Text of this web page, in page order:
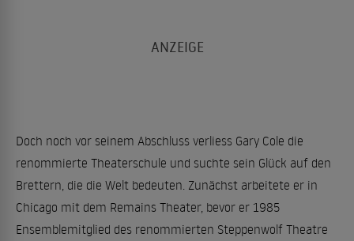
Doch noch vor seinem Abschluss verliess Gary Cole die
renommierte Theaterschule und suchte sein Glück auf den
Brettern, die die Welt bedeuten. Zunächst arbeitete er in
Chicago mit dem Remains Theater, bevor er 1985
Ensemblemitglied des renommierten Steppenwolf Theatre